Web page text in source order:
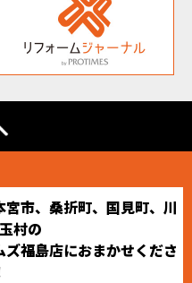
市、桑折町、国見町、川
村の
福島店におまかせくださ